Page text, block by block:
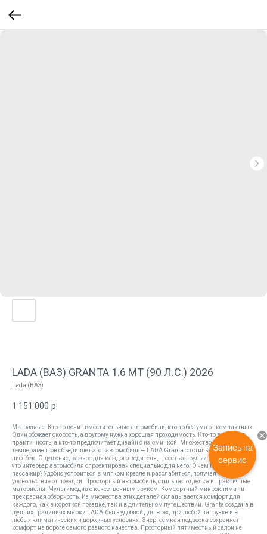
LADA (ВАЗ) GRANTA 1.6 MT (90 Л.С.) 2026
Lada (ВАЗ)
1 151 000 р.
Мы разные. Кто-то ценит вместительные автомобили, кто-то без ума от компактных.
Один обожает скорость, а другому нужна хорошая проходимость. Кто-то выбирает
практичность, а кто-то предпочитает дизайн с изюминкой. Множество характеров и
темпераментов объединяет этот автомобиль — LADA Granta со стильным кузовом
лифтбек. Ощущение, важное для каждого водителя, — сесть за руль и почувствовать,
что интерьер автомобиля спроектирован специально для него. О чем мечтает
пассажир? Удобно устроиться в мягком кресле и расслабиться, получая
удовольствие от поездки. Просторный автомобиль, стильная отделка и практичные
материалы. Мультимедиа с качественным звуком. Комфортный микроклимат и
прекрасная обзорность. Из множества этих деталей складывается комфорт для
каждого, как в короткой поездке, так и в длительном путешествии. Granta создана в
лучших традициях марки LADA: быть удобной для всех, при любой нагрузке и в
любых климатических и дорожных условиях. Энергоемкая подвеска сохраняет
комфорт на дороге самого разного качества. Просторный пятиместный салон не
Запись на
сервис